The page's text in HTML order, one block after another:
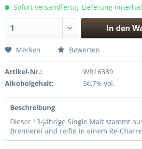
Sofort versandfertig, Lieferung
In den
Merken Bewerten
Artikel-Nr.:
WR16389
Alkoholgehalt:
56,7% vol.
Beschreibung
Dieser 13-jährige Single Malt stammt
Brennerei und reifte in einem Re-